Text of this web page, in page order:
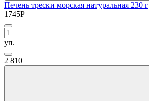
Печень трески морская натуральная 230 г
1745Р
уп.
2 810